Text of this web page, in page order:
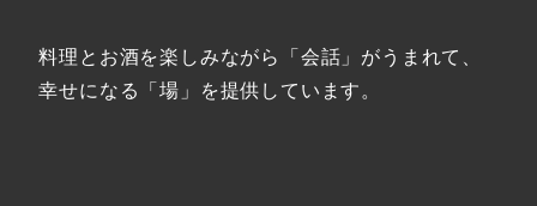
料理とお酒を楽しみながら「会話」がうまれて、
幸せになる「場」を提供しています。